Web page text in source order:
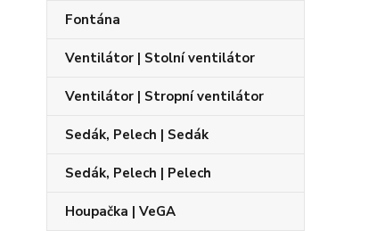
Fontána
Ventilátor | Stolní ventilátor
Ventilátor | Stropní ventilátor
Sedák, Pelech | Sedák
Sedák, Pelech | Pelech
Houpačka | VeGA